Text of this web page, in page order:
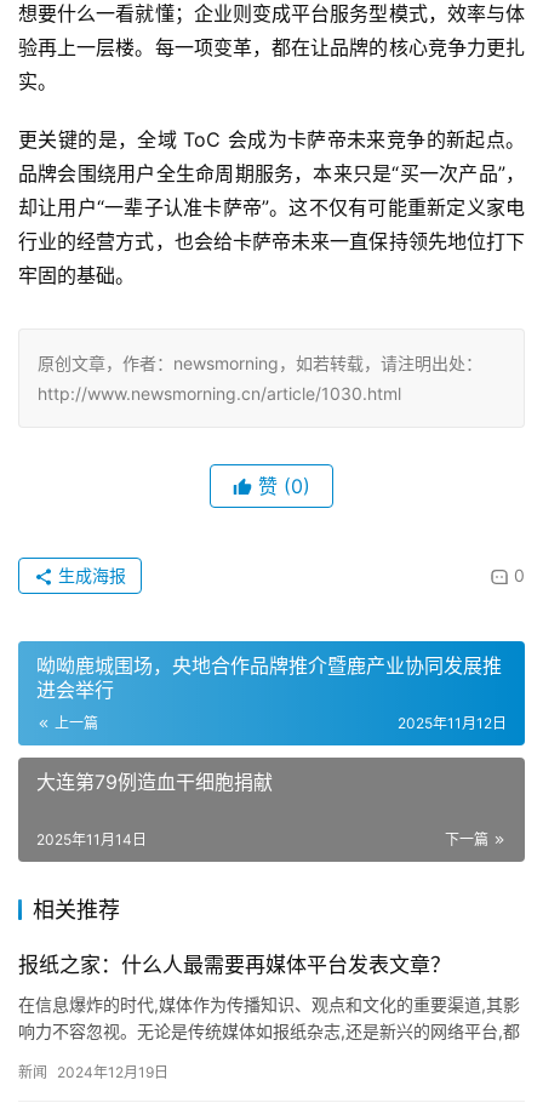
想要什么一看就懂；企业则变成平台服务型模式，效率与体
验再上一层楼。每一项变革，都在让品牌的核心竞争力更扎
实。
更关键的是，全域 ToC 会成为卡萨帝未来竞争的新起点。
品牌会围绕用户全生命周期服务，本来只是“买一次产品”，
却让用户“一辈子认准卡萨帝”。这不仅有可能重新定义家电
行业的经营方式，也会给卡萨帝未来一直保持领先地位打下
牢固的基础。
原创文章，作者：newsmorning，如若转载，请注明出处：
http://www.newsmorning.cn/article/1030.html
赞 (0)
0
生成海报
呦呦鹿城围场，央地合作品牌推介暨鹿产业协同发展推
进会举行
上一篇 2025年11月12日
大连第79例造血干细胞捐献
下一篇
2025年11月14日
相关推荐
报纸之家：什么人最需要再媒体平台发表文章？
在信息爆炸的时代,媒体作为传播知识、观点和文化的重要渠道,其影
响力不容忽视。无论是传统媒体如报纸杂志,还是新兴的网络平台,都
新闻 2024年12月19日